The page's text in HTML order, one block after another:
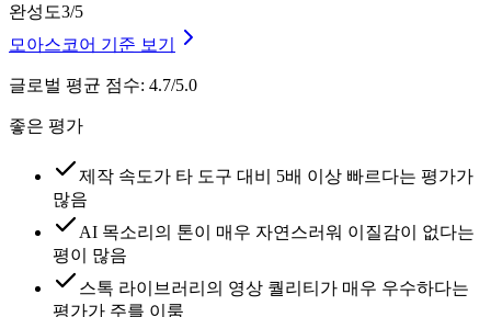
완성도3/5
모아스코어 기준 보기
글로벌 평균 점수: 4.7/5.0
좋은 평가
제작 속도가 타 도구 대비 5배 이상 빠르다는 평가가
많음
AI 목소리의 톤이 매우 자연스러워 이질감이 없다는
평이 많음
스톡 라이브러리의 영상 퀄리티가 매우 우수하다는
평가가 주를 이룸